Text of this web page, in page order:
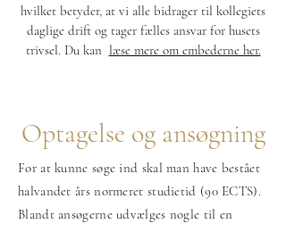
hvilket betyder, at vi alle bidrager til kollegiets
daglige drift og tager fælles ansvar for husets
trivsel. Du kan ​ læse mere om embederne her.
Optagelse og ansøgning
For at kunne søge ind skal man have bestået
halvandet års normeret studietid (90 ECTS).
Blandt ansøgerne udvælges nogle til en